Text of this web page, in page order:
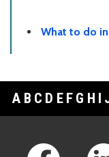
What to do
A B C D E F G H I